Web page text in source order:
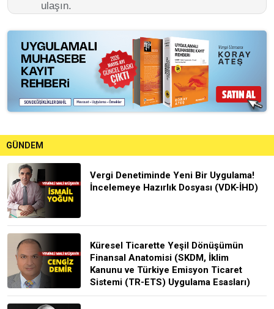
ulaşın.
GÜNDEM
Vergi Denetiminde Yeni Bir Uygulama!
İncelemeye Hazırlık Dosyası (VDK-İHD)
Küresel Ticarette Yeşil Dönüşümün
Finansal Anatomisi (SKDM, İklim
Kanunu ve Türkiye Emisyon Ticaret
Sistemi (TR-ETS) Uygulama Esasları)